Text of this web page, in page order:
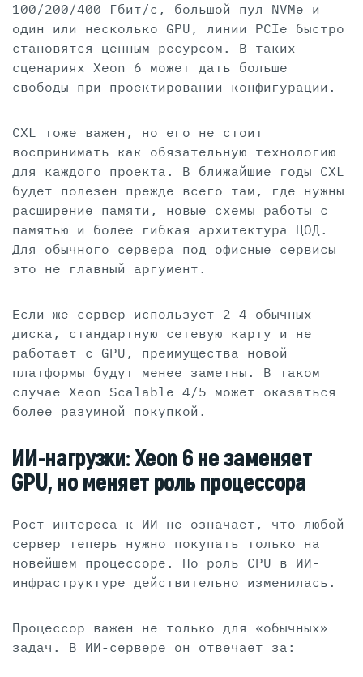
100/200/400 Гбит/с, большой пул NVMe и
один или несколько GPU, линии PCIe быстро
становятся ценным ресурсом. В таких
сценариях Xeon 6 может дать больше
свободы при проектировании конфигурации.
CXL тоже важен, но его не стоит
воспринимать как обязательную технологию
для каждого проекта. В ближайшие годы CXL
будет полезен прежде всего там, где нужны
расширение памяти, новые схемы работы с
памятью и более гибкая архитектура ЦОД.
Для обычного сервера под офисные сервисы
это не главный аргумент.
Если же сервер использует 2–4 обычных
диска, стандартную сетевую карту и не
работает с GPU, преимущества новой
платформы будут менее заметны. В таком
случае Xeon Scalable 4/5 может оказаться
более разумной покупкой.
ИИ-нагрузки: Xeon 6 не заменяет
GPU, но меняет роль процессора
Рост интереса к ИИ не означает, что любой
сервер теперь нужно покупать только на
новейшем процессоре. Но роль CPU в ИИ-
инфраструктуре действительно изменилась.
Процессор важен не только для «обычных»
задач. В ИИ-сервере он отвечает за: